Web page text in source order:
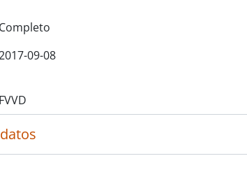
Completo
09-08
FVVD